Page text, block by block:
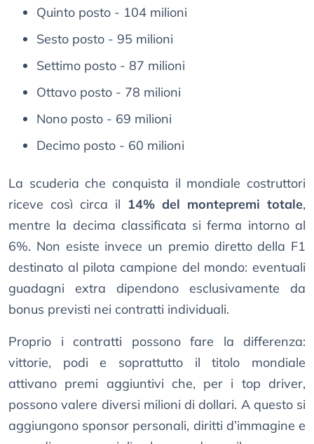
Quinto posto - 104 milioni
Sesto posto - 95 milioni
Settimo posto - 87 milioni
Ottavo posto - 78 milioni
Nono posto - 69 milioni
Decimo posto - 60 milioni
La scuderia che conquista il mondiale costruttori
riceve così circa il 14% del montepremi totale,
mentre la decima classificata si ferma intorno al
6%. Non esiste invece un premio diretto della F1
destinato al pilota campione del mondo: eventuali
guadagni extra dipendono esclusivamente da
bonus previsti nei contratti individuali.
Proprio i contratti possono fare la differenza:
vittorie, podi e soprattutto il titolo mondiale
attivano premi aggiuntivi che, per i top driver,
possono valere diversi milioni di dollari. A questo si
aggiungono sponsor personali, diritti d’immagine e